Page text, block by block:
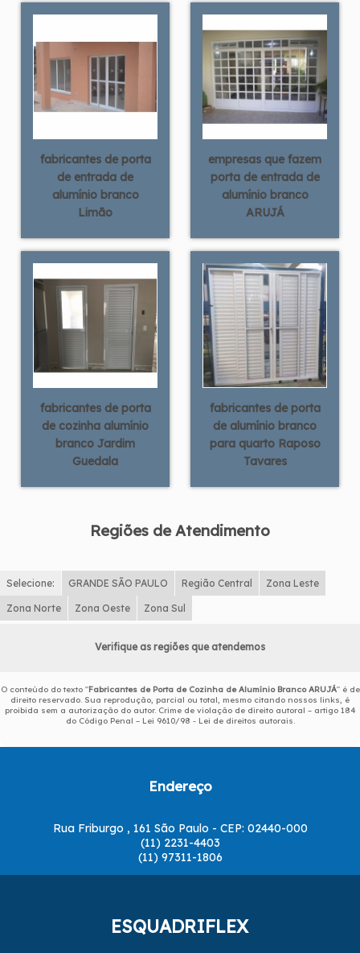
fabricantes de porta
de entrada de
alumínio branco
Limão
empresas que fazem
porta de entrada de
alumínio branco
ARUJÁ
fabricantes de porta
de cozinha alumínio
branco Jardim
Guedala
fabricantes de porta
de alumínio branco
para quarto Raposo
Tavares
Regiões de Atendimento
Selecione: GRANDE SÃO PAULO Região Central Zona Leste
Zona Norte Zona Oeste Zona Sul
Verifique as regiões que atendemos
O conteúdo do texto "Fabricantes de Porta de Cozinha de Alumínio Branco ARUJÁ" é de
direito reservado. Sua reprodução, parcial ou total, mesmo citando nossos links, é
proibida sem a autorização do autor. Crime de violação de direito autoral – artigo 184
do Código Penal – Lei 9610/98 - Lei de direitos autorais
Endereço
Rua Friburgo , 161 São Paulo - CEP: 02440-000
(11) 2231-4403
(11) 97311-1806
ESQUADRIFLEX